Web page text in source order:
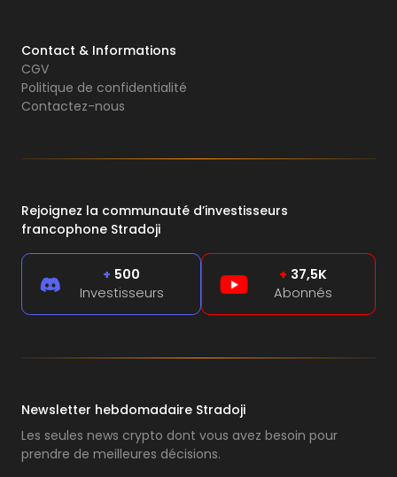
Contact & Informations
CGV
Politique de confidentialité
Contactez-nous
Rejoignez la communauté d’investisseurs
francophone Stradoji
+ 500
Investisseurs
+ 37,5K
Abonnés
Newsletter hebdomadaire Stradoji
Les seules news crypto dont vous avez besoin pour
prendre de meilleures décisions.